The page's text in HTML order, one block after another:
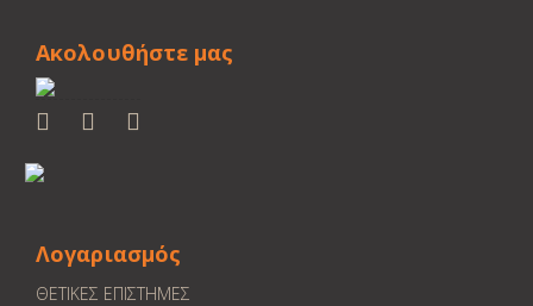
Ακολουθήστε μας
Λογαριασμός
ΘΕΤΙΚΕΣ ΕΠΙΣΤΗΜΕΣ